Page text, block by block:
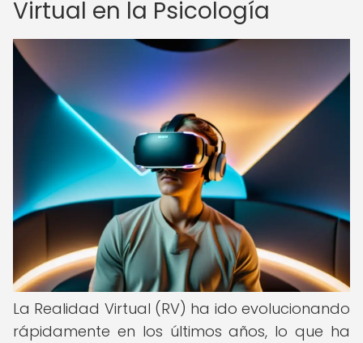
Virtual en la Psicología
La Realidad Virtual (RV) ha ido evolucionando
rápidamente en los últimos años, lo que ha